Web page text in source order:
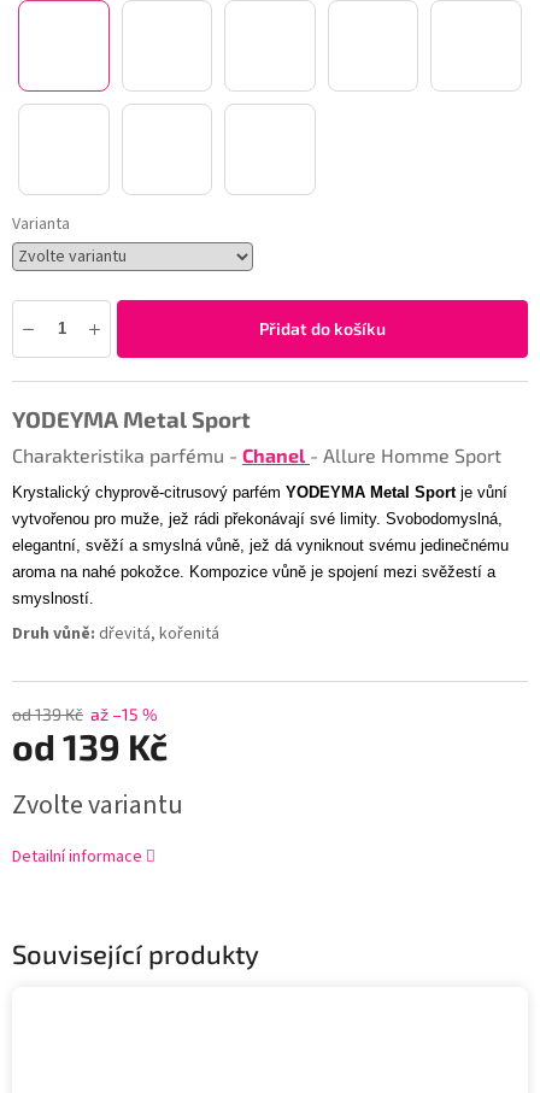
od 139 Kč až –15 %
od 139 Kč
Zvolte variantu
Varianta
Přidat do košíku
YODEYMA Metal Sport
Charakteristika parfému - Chanel - Allure Homme Sport
Krystalický chyprově-citrusový parfém YODEYMA Metal Sportje vůní
vytvořenou pro muže, jež rádi překonávají své limity. Svobodomyslná,
elegantní, svěží a smyslná vůně, jež dá vyniknout svému jedinečnému
aroma na nahé pokožce. Kompozice vůně je spojení mezi svěžestí a
smyslností.
Druh vůně: dřevitá, kořenitá
Detailní informace
Související produkty